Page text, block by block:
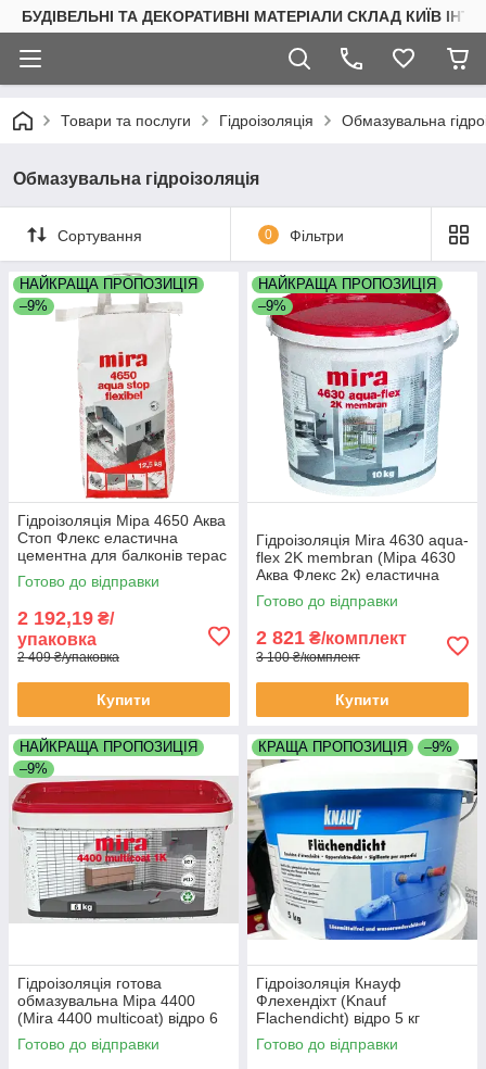
БУДІВЕЛЬНІ ТА ДЕКОРАТИВНІ МАТЕРІАЛИ СКЛАД КИЇВ
Товари та послуги Гідроізоляція Обмазувальна
Обмазувальна гідроізоляція
Сортування 0 Фільтри
НАЙКРАЩА ПРОПОЗИЦІЯ
–9%
Гідроізоляція Міра 4650 Аква
Стоп Флекс еластична
цементна для балконів терас
душевих кімнат мішок 12,5 кг
Готово до відправки
2 192,19 ₴/
упаковка
2 409 ₴/упаковка
Купити
НАЙКРАЩА ПРОПОЗИЦІЯ
–9%
Гідроізоляція Mira 4630 aqua-
flex 2K membran (Міра 4630
Аква Флекс 2к) еластична
двокомпонентна цементна
комплект 10 кг
Готово до відправки
2 821 ₴/комплект
3 100 ₴/комплект
Купити
НАЙКРАЩА ПРОПОЗИЦІЯ
–9%
Гідроізоляція готова
обмазувальна Міра 4400
(Mira 4400 multicoat) відро 6
кг
Готово до відправки
КРАЩА ПРОПОЗИЦІЯ –9%
Гідроізоляція Кнауф
Флехендіхт (Knauf
Flachendicht) відро 5 кг
Готово до відправки